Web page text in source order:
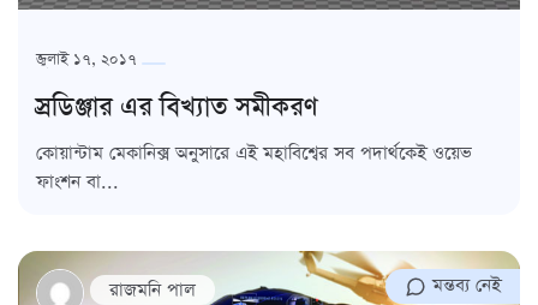
জুলাই ১৭, ২০১৭
স্রডিঞ্জার এর বিখ্যাত সমীকরণ
কোয়ান্টাম মেকানিক্স অনুসারে এই মহাবিশ্বের সব পদার্থকেই ওয়েভ
ফাংশন বা...
রাজমনি পাল
মন্তব্য নেই